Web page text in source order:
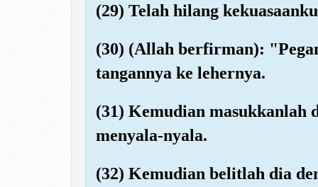
(29) Telah hilang
(30) (Allah berfirman):
tangannya ke lehernya.
(31) Kemudian masukkanlah
menyala-nyala.
(32) Kemudian belitlah dia